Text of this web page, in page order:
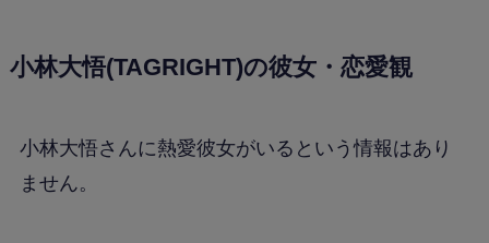
小林大悟(TAGRIGHT)の彼女・恋愛観
小林大悟さんに熱愛彼女がいるという情報はあり
ません。